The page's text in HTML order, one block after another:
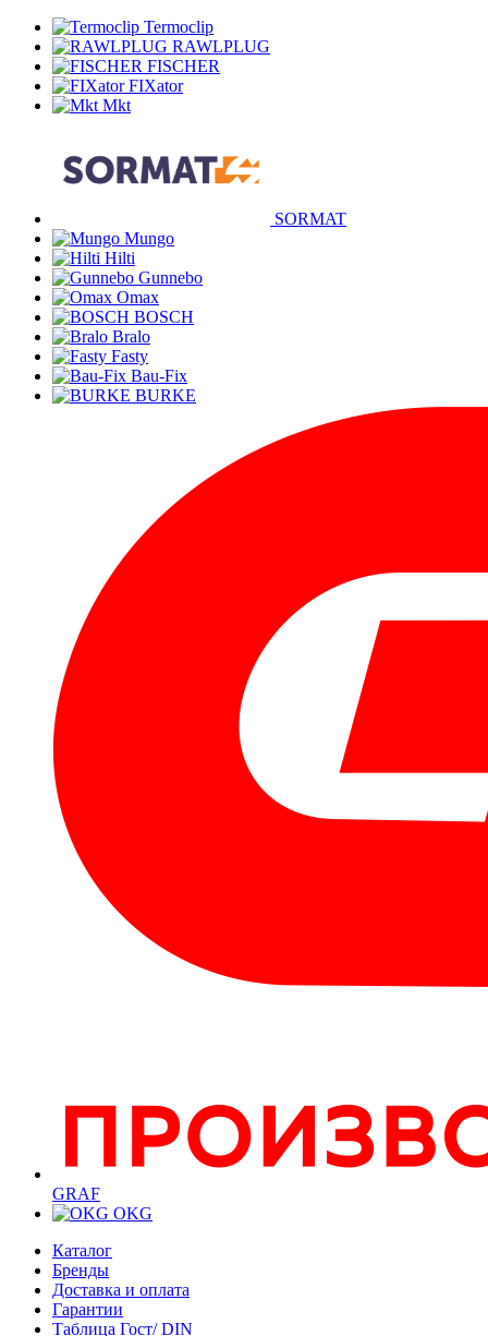
Termoclip
RAWLPLUG
FISCHER
FIXator
Mkt
SORMAT
Mungo
Hilti
Gunnebo
Omax
BOSCH
Bralo
Fasty
Bau-Fix
BURKE
GRAF
OKG
Каталог
Бренды
Доставка и оплата
Гарантии
Таблица Гост/ DIN